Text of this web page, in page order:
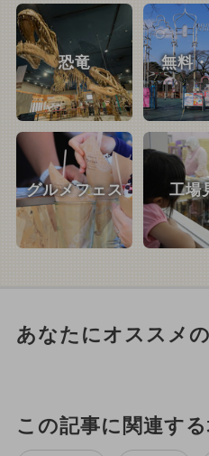
恐竜 無料
グルメフェス 工場
あなたにオススメ
この記事に関連す